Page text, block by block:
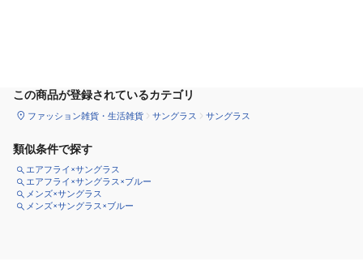
この商品が登録されているカテゴリ
ファッション雑貨・生活雑貨 サングラス サングラス
類似条件で探す
エアフライ×サングラス
エアフライ×サングラス×ブルー
メンズ×サングラス
メンズ×サングラス×ブルー